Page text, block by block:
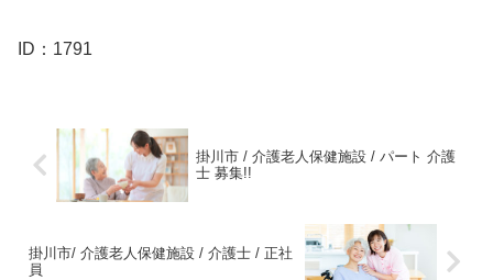
ID：1791
掛川市 / 介護老人保健施設 / パート 介護
士 募集!!
掛川市/ 介護老人保健施設 / 介護士 / 正社
員